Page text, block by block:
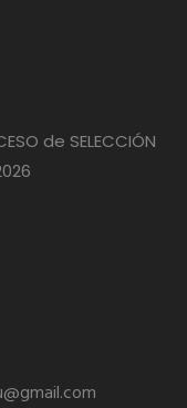
de SELECCIÓN